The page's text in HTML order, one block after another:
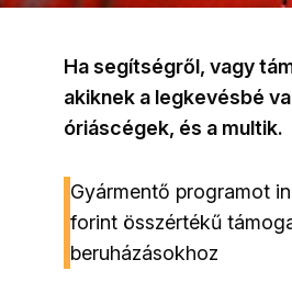
Ha segítségről, vagy
akiknek a legkevésbé
óriáscégek, és a multik.
Gyármentő programot
forint összértékű
beruházásokhoz